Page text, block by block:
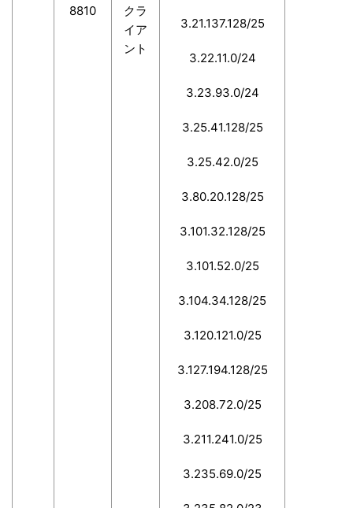
8810
クラ
イア
ント
3.21.137.128/25
3.22.11.0/24
3.23.93.0/24
3.25.41.128/25
3.25.42.0/25
3.80.20.128/25
3.101.32.128/25
3.101.52.0/25
3.104.34.128/25
3.120.121.0/25
3.127.194.128/25
3.208.72.0/25
3.211.241.0/25
3.235.69.0/25